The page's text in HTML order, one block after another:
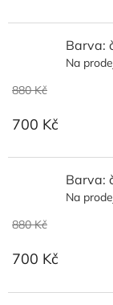
Barva:
Na
880 Kč
700 Kč
Barva:
Na
880 Kč
700 Kč